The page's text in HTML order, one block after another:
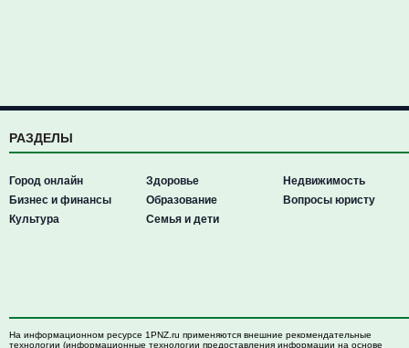
РАЗДЕЛЫ
Город онлайн
Бизнес и финансы
Культура
Здоровье
Образование
Семья и дети
Недвижимость
Вопросы юристу
На информационном ресурсе 1PNZ.ru применяются внешние рекомендательные
технологии (информационные технологии предоставления информации на основе